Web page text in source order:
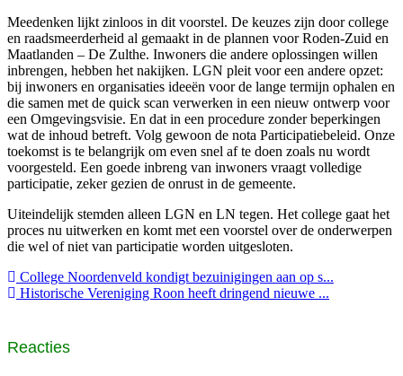
Meedenken lijkt zinloos in dit voorstel. De keuzes zijn door college
en raadsmeerderheid al gemaakt in de plannen voor Roden-Zuid en
Maatlanden – De Zulthe. Inwoners die andere oplossingen willen
inbrengen, hebben het nakijken. LGN pleit voor een andere opzet:
bij inwoners en organisaties ideeën voor de lange termijn ophalen en
die samen met de quick scan verwerken in een nieuw ontwerp voor
een Omgevingsvisie. En dat in een procedure zonder beperkingen
wat de inhoud betreft. Volg gewoon de nota Participatiebeleid. Onze
toekomst is te belangrijk om even snel af te doen zoals nu wordt
voorgesteld. Een goede inbreng van inwoners vraagt volledige
participatie, zeker gezien de onrust in de gemeente.
Uiteindelijk stemden alleen LGN en LN tegen. Het college gaat het
proces nu uitwerken en komt met een voorstel over de onderwerpen
die wel of niet van participatie worden uitgesloten.
College Noordenveld kondigt bezuinigingen aan op s...
Historische Vereniging Roon heeft dringend nieuwe ...
Reacties